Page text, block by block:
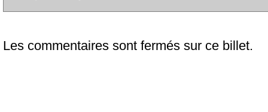
Les commentaires sont fermés sur ce billet.